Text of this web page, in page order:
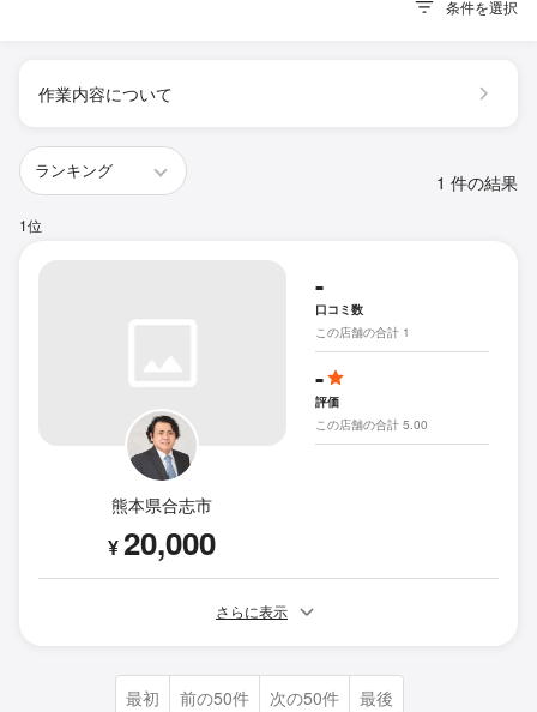
条件を選択
作業内容について
1 件の結果
1位
熊本県合志市
¥20,000
-
口コミ数
この店舗の合計 1
-
評価
この店舗の合計 5.00
さらに表示
最初 前の50件 次の50件 最後